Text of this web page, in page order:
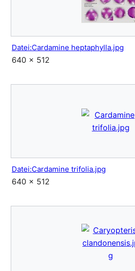
Datei:Cardamine heptaphylla.jpg
640 × 512
Datei:Cardamine trifolia.jpg
640 × 512